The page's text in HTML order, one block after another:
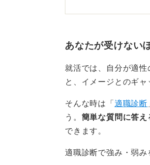
複数の企業を同
身の価値観を見
イベントを通じ
る習慣を持つこ
件が見えてくるは
あなたが受けない
就活では、自分が適
と、イメージとのギャ
そんな時は「 適職診断
う。 簡単な質問に答え
できます。
適職診断で強み・弱み